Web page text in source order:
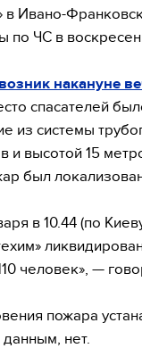
в Ивано-
по ЧС в
накануне
спасателей
из системы
и высотой 15
был
в 10.44 (по
человек», —
пожара
нет.